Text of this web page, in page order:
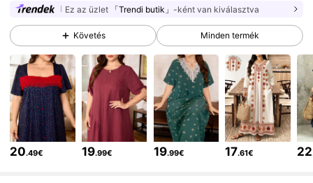
4.84 143K Követők
4.84 143K Követők
4.84 143K Követők
Ez az üzlet 「Trendi butik」 -ként van kiválasztva
Követés Minden termék
20.49€ 19.99€ 19.99€ 17.61€ 22